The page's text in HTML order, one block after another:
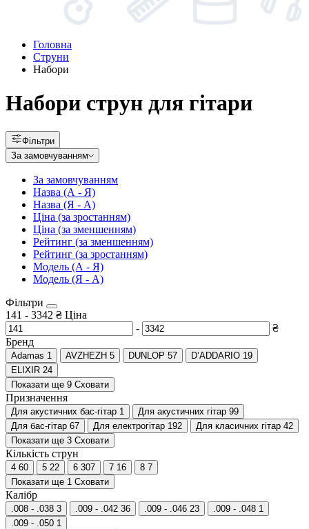
Головна
Струни
Набори
Набори струн для гітари
Фільтри
За замовчуванням
За замовчуванням
Назва (А - Я)
Назва (Я - А)
Ціна (за зростанням)
Ціна (за зменшенням)
Рейтинг (за зменшенням)
Рейтинг (за зростанням)
Модель (А - Я)
Модель (Я - А)
Фільтри
141 - 3342 ₴ Ціна
-
₴
Бренд
Adamas 1 AVZHEZH 5 DUNLOP 57 D’ADDARIO 19
ELIXIR 24
Показати ще 9 Сховати
Призначення
Для акустичних бас-гітар 1 Для акустичних гітар 99
Для бас-гітар 67 Для електрогітар 192 Для класичних гітар 42
Показати ще 3 Сховати
Кількість струн
4 60 5 22 6 307 7 16 8 7
Показати ще 1 Сховати
Калібр
.008 - .038 3 .009 - .042 36 .009 - .046 23 .009 - .048 1
.009 - .050 1